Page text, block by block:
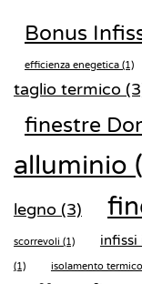
Bonus
efficienza enegetica(1)
taglio termico
finestre
alluminio
legno (3)
scorrevoli (1) infissi
(1) isolamento termico